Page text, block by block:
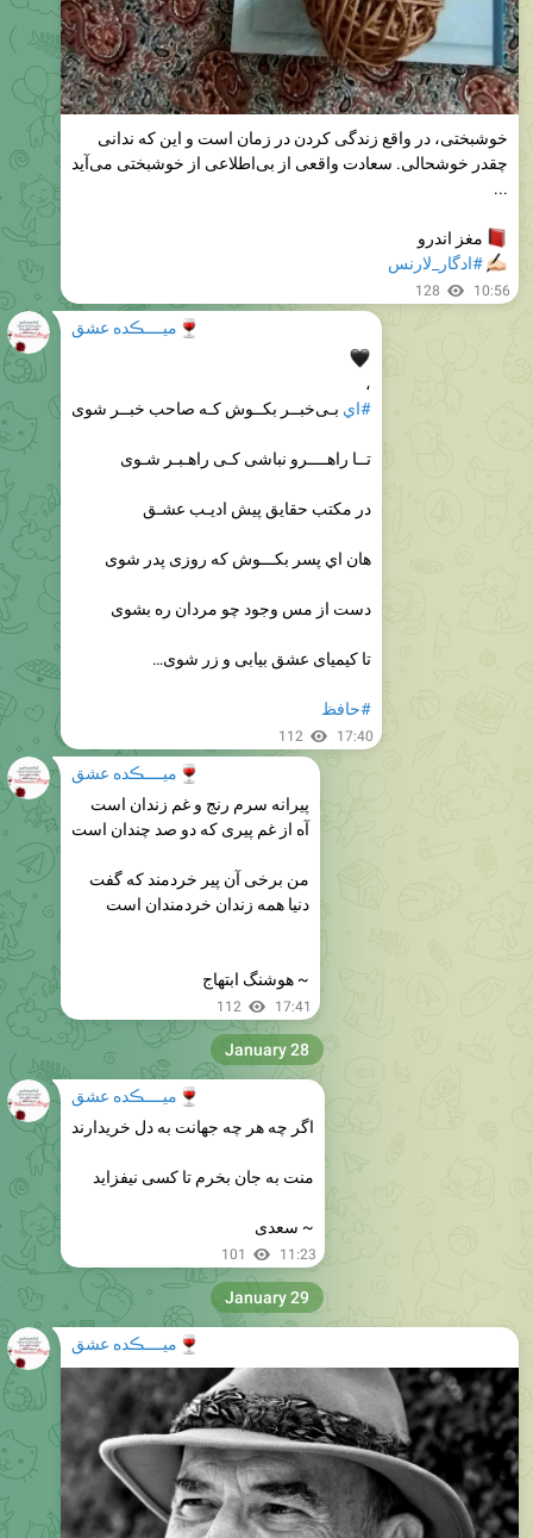
خوشبختى، در واقع زندگى کردن در زمان است و این که ندانى
چقدر خوشحالى. سعادت واقعى از بى‌اطلاعى از خوشبختى مى‌آید
...
مغز اندرو
#ادگار_لارنس
128 10:56
🍷میــــڪده عشق
،
#اي بـی‌خبــر بکــوش کـه صاحب خبــر شوی
تــا راهــــرو نباشی کـی راهـبـر شـوی
در مکتب حقایق پیش ادیـب عشـق
هان اي پسر بکـــوش که روزی پدر شوی
دست از مس وجود چو مردان ره بشوی
تا کیمیای عشق بیابی و زر شوی…
#حافظ
112 17:40
🍷میــــڪده عشق
پیرانه سرم رنج و غم زندان است
آه از غم پیری که دو صد چندان است
من برخی آن پیر خردمند که گفت
دنیا همه زندان خردمندان است
~ هوشنگ ابتهاج
112 17:41
🍷میــــڪده عشق
اگر چه هر چه جهانت به دل خریدارند
منت به جان بخرم تا کسی نیفزاید
~ سعدی
101 11:23
January 28
🍷میــــڪده عشق
January 29